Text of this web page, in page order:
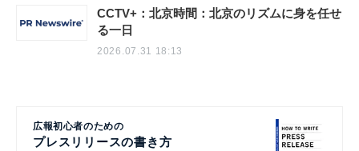
CCTV+：北京時間：北京のリズムに身を任せ
る一日
2026.07.31 18:13
広報初心者のための
プレスリリースの書き方